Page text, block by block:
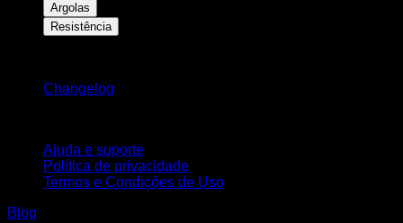
Argolas
Resistência
Changelog
Ajuda e suporte
Política de privacidade
Termos e Condições de Uso
Blog